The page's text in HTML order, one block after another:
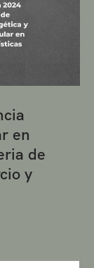
en
de
y